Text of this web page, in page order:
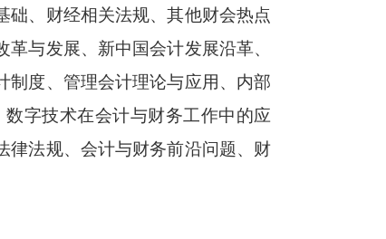
础、财经相关法规、其他财会热点
与发展、新中国会计发展沿革、
制度、管理会计理论与应用、内部
字技术在会计与财务工作中的应
律法规、会计与财务前沿问题、财